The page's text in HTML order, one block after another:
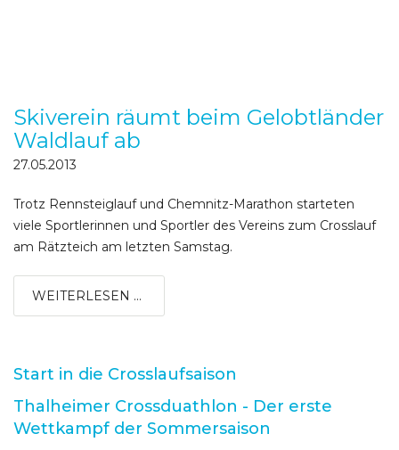
Skiverein räumt beim Gelobtländer
Waldlauf ab
27.05.2013
Trotz Rennsteiglauf und Chemnitz-Marathon starteten
viele Sportlerinnen und Sportler des Vereins zum Crosslauf
am Rätzteich am letzten Samstag.
WEITERLESEN ...
Start in die Crosslaufsaison
Thalheimer Crossduathlon - Der erste
Wettkampf der Sommersaison